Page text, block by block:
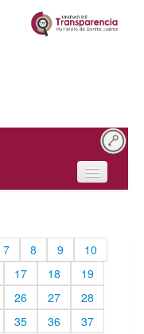
7 8 9
10
17 18
19
26 27
28
35 36
37